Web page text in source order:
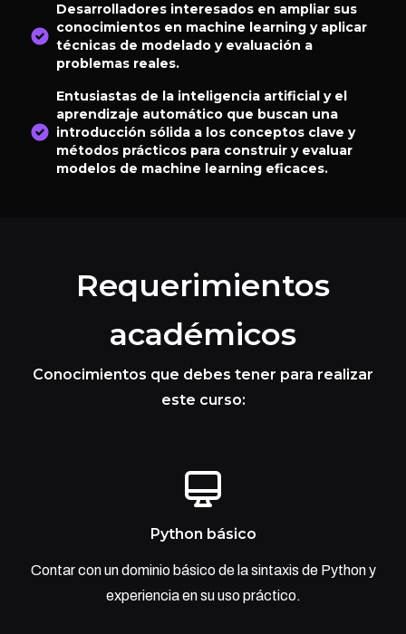
Desarrolladores interesados en ampliar sus
conocimientos en machine learning y aplicar
técnicas de modelado y evaluación a
problemas reales.
Entusiastas de la inteligencia artificial y el
aprendizaje automático que buscan una
introducción sólida a los conceptos clave y
métodos prácticos para construir y evaluar
modelos de machine learning eficaces.
Requerimientos
académicos
Conocimientos que debes tener para realizar
este curso:
Python básico
Contar con un dominio básico de la sintaxis de Python y
experiencia en su uso práctico.